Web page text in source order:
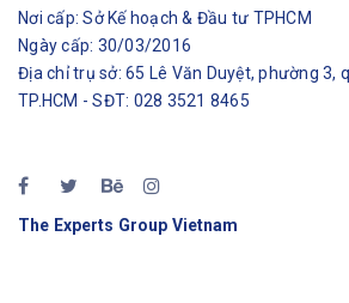
Nơi cấp: Sở Kế hoạch & Đầu tư TPHCM
Ngày cấp: 30/03/2016
Địa chỉ trụ sở: 65 Lê Văn Duyệt, phường 3,
TP.HCM - SĐT: 028 3521 8465
The Experts Group Vietnam